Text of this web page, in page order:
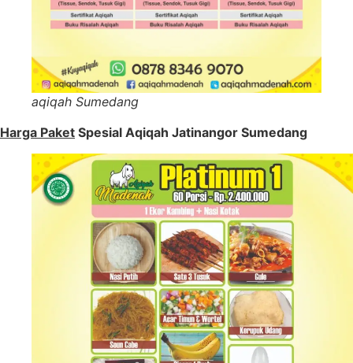
aqiqah Sumedang
Harga Paket Spesial Aqiqah Jatinangor Sumedang